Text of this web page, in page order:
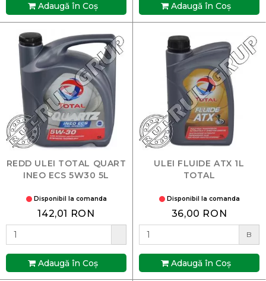
Adaugă în Coş Adaugă în Coş
REDD ULEI TOTAL QUART
INEO ECS 5W30 5L
Disponibil la comanda
142,01 RON
Adaugă în Coş
ULEI FLUIDE ATX 1L
TOTAL
Disponibil la comanda
36,00 RON
B
Adaugă în Coş